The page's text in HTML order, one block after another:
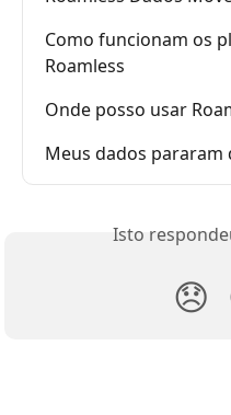
Como funcionam os
Roamless
Onde posso usar
Meus dados pararam
Isto
😞